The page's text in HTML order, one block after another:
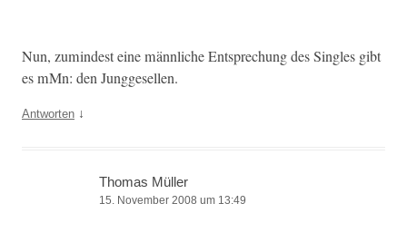
Nun, zumin­d­est eine männliche Entsprechung des Sin­gles gibt
es mMn: den Junggesellen.
Antworten ↓
Thomas Müller
15. November 2008 um 13:49